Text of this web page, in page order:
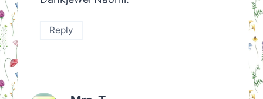
Reply